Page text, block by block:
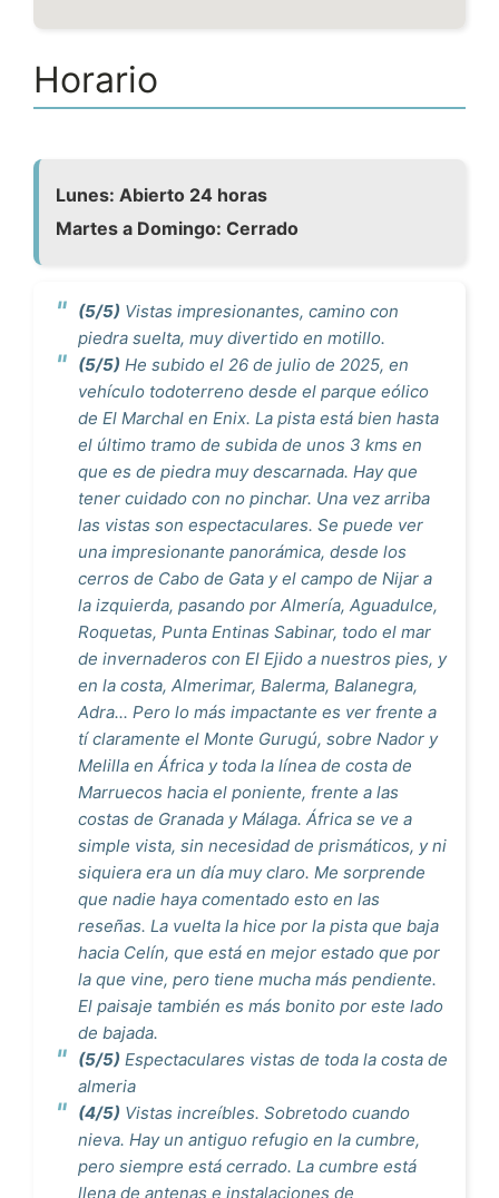
Horario
Lunes: Abierto 24 horas
Martes a Domingo: Cerrado
(5/5) Vistas impresionantes, camino con
piedra suelta, muy divertido en motillo.
(5/5) He subido el 26 de julio de 2025, en
vehículo todoterreno desde el parque eólico
de El Marchal en Enix. La pista está bien hasta
el último tramo de subida de unos 3 kms en
que es de piedra muy descarnada. Hay que
tener cuidado con no pinchar. Una vez arriba
las vistas son espectaculares. Se puede ver
una impresionante panorámica, desde los
cerros de Cabo de Gata y el campo de Nijar a
la izquierda, pasando por Almería, Aguadulce,
Roquetas, Punta Entinas Sabinar, todo el mar
de invernaderos con El Ejido a nuestros pies, y
en la costa, Almerimar, Balerma, Balanegra,
Adra... Pero lo más impactante es ver frente a
tí claramente el Monte Gurugú, sobre Nador y
Melilla en África y toda la línea de costa de
Marruecos hacia el poniente, frente a las
costas de Granada y Málaga. África se ve a
simple vista, sin necesidad de prismáticos, y ni
siquiera era un día muy claro. Me sorprende
que nadie haya comentado esto en las
reseñas. La vuelta la hice por la pista que baja
hacia Celín, que está en mejor estado que por
la que vine, pero tiene mucha más pendiente.
El paisaje también es más bonito por este lado
de bajada.
(5/5) Espectaculares vistas de toda la costa de
almeria
(4/5) Vistas increíbles. Sobretodo cuando
nieva. Hay un antiguo refugio en la cumbre,
pero siempre está cerrado. La cumbre está
llena de antenas e instalaciones de